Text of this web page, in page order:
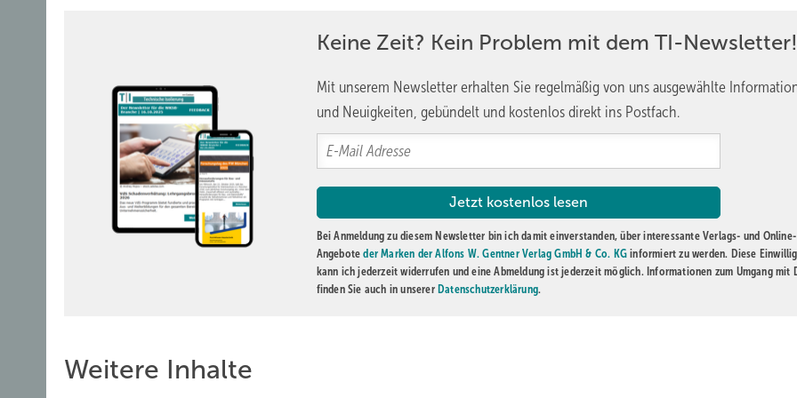
zu ermitteln. Zudem wurde untersucht, wie gut sich die Hohlräume mit pulverförmigen Dämmstoffen füllen lassen. Dies ist
die Messung entscheidend, da es sonst zu konvektiven Anteilen an der Wärmeleitung führt und die Ergebnisse verfälscht. Gut
erkennen ist dies an einem Referenzversuch bei dem eine ungefüllte Wanne mit einer gefüllten verglichen wurde. Die
Wärmeleitfähigkeit war um den Faktor zwei bis drei erhöht, was nur durch die konvektiven Anteile erklärbar ist.
Wie in Abbildung 2 zu sehen wurde von mehreren Strukturen auch die Dicke bzw. der Winkel der Stege verändert. Dies gibt
Rückschluss auf das Verhältnis Festkörper zu Pulveranteil der Dämmwirkung.
Keine Zeit? Kein Problem mit dem TI-Newsletter!
Mit unserem Newsletter erhalten Sie regelmäßig von uns ausgewählte
und Neuigkeiten, gebündelt und kostenlos direkt ins Postfach.
Bei Anmeldung zu diesem Newsletter bin ich damit einverstanden, über interessante Verlags- und Online-
Angeboteder Marken der Alfons W. Gentner Verlag GmbH & Co. KG informiert zu werden. Diese
kann ich jederzeit widerrufen und eine Abmeldung ist jederzeit möglich. Informationen zum Umgang mit
finden Sie auch in unserer Datenschutzerklärung.
Weitere Inhalte